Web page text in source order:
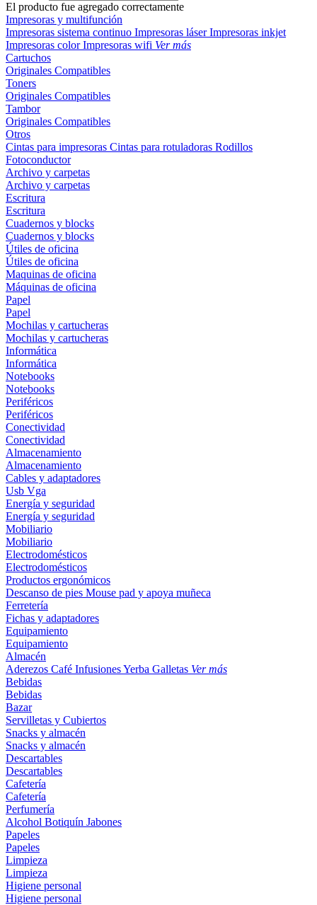
El producto fue agregado correctamente
Impresoras y multifunción
Impresoras sistema continuo Impresoras láserImpresoras inkjet
Impresoras colorImpresoras wifi Ver más
Cartuchos
Originales Compatibles
Toners
Originales Compatibles
Tambor
Originales Compatibles
Otros
Cintas para impresoras Cintas para rotuladoras Rodillos
Fotoconductor
Archivo y carpetas
Archivo y carpetas
Escritura
Escritura
Cuadernos y blocks
Cuadernos y blocks
Útiles de oficina
Útiles de oficina
Maquinas de oficina
Máquinas de oficina
Papel
Papel
Mochilas y cartucheras
Mochilas y cartucheras
Informática
Informática
Notebooks
Notebooks
Periféricos
Periféricos
Conectividad
Conectividad
Almacenamiento
Almacenamiento
Cables y adaptadores
Usb Vga
Energía y seguridad
Energía y seguridad
Mobiliario
Mobiliario
Electrodomésticos
Electrodomésticos
Productos ergonómicos
Descanso de pies Mouse pad y apoya muñeca
Ferretería
Fichas y adaptadores
Equipamiento
Equipamiento
Almacén
Aderezos Café InfusionesYerba Galletas Ver más
Bebidas
Bebidas
Bazar
Servilletas y Cubiertos
Snacks y almacén
Snacks y almacén
Descartables
Descartables
Cafetería
Cafetería
Perfumería
Alcohol Botiquín Jabones
Papeles
Papeles
Limpieza
Limpieza
Higiene personal
Higiene personal